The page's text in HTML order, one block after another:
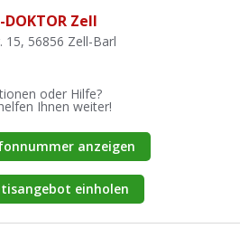
DOKTOR Zell
15, 56856 Zell-Barl
oder Hilfe?
Ihnen weiter!
anzeigen
einholen